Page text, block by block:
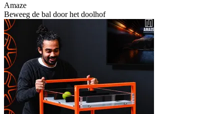
Amaze
Beweeg de bal door het doolhof